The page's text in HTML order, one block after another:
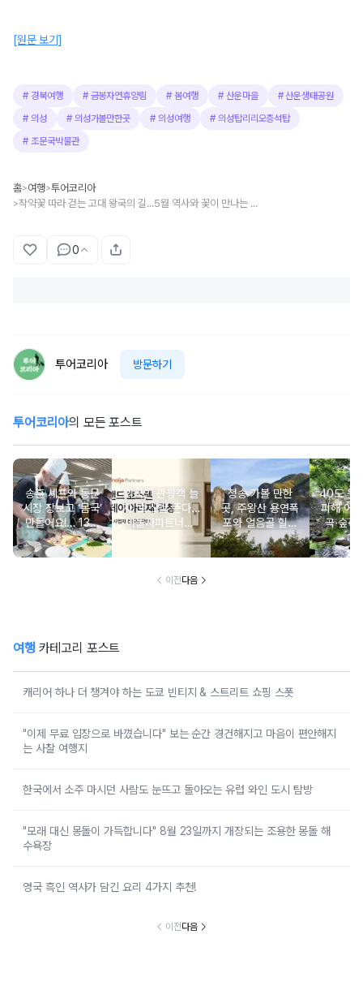
[원문 보기]
# 경북여행 # 금봉자연휴양림 # 봄여행 # 산운마을 #산운생태공원
# 의성 # 의성가볼만한곳 #의성여행 # 의성탑리리오층석탑
# 조문국박물관
홈>여행>투어코리아
> 작약꽃 따라 걷는 고대 왕국의 길...5월 역사와 꽃이 만나는 의성 여행
0
투어코리아 방문하기
투어코리아의 모든 포스트
송훈 셰프와 동문
시장 장보고 ‘몸국’
만들어요!… 13일
‘제주미행’ 특별회
차 운영
외국인 관광객 늘
자 ‘호스텔’ 뜬다…
야놀자파트너스,
‘스테이 아리재’ 4
청송 가볼 만한
곳, 주왕산 용연폭
포와 얼음골 힐링
코스
40도 웃
피해 어
곡·숲·
떠나는
여
이전다음
여행 카테고리 포스트
캐리어 하나 더 챙겨야 하는 도쿄 빈티지 & 스트리트 쇼핑 스폿
"이제 무료 입장으로 바꼈습니다" 보는 순간 경건해지고 마음이 편안해지
는 사찰 여행지
한국에서 소주 마시던 사람도 눈뜨고 돌아오는 유럽 와인 도시 탐방
"모래 대신 몽돌이 가득합니다" 8월 23일까지 개장되는 조용한 몽돌 해
수욕장
영국 흑인 역사가 담긴 요리 4가지 추천!
이전다음